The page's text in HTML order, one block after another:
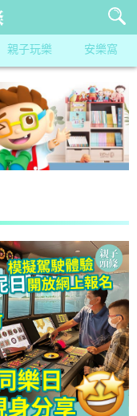
親子玩樂 安樂窩